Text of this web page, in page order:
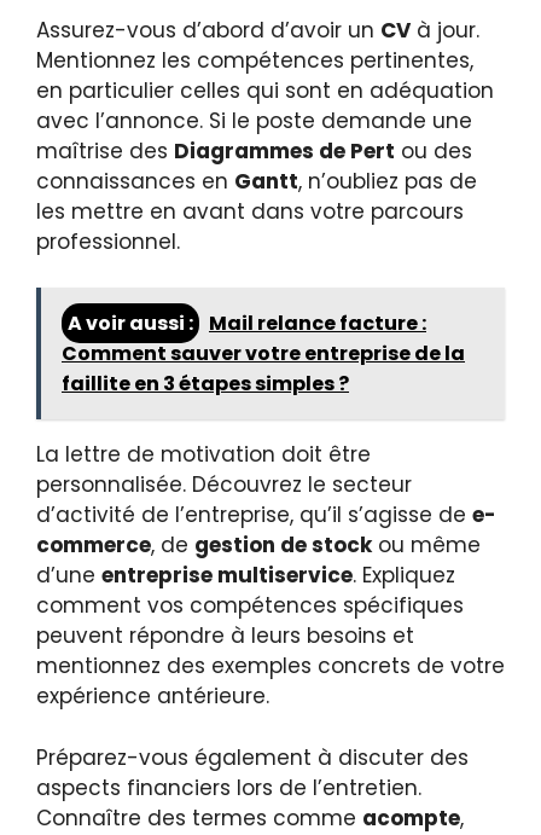
Assurez-vous d’abord d’avoir un CV à jour.
Mentionnez les compétences pertinentes,
en particulier celles qui sont en adéquation
avec l’annonce. Si le poste demande une
maîtrise des Diagrammes de Pert ou des
connaissances en Gantt, n’oubliez pas de
les mettre en avant dans votre parcours
professionnel.
A voir aussi :
Mail relance facture :
Comment sauver votre entreprise de la
faillite en 3 étapes simples ?
La lettre de motivation doit être
personnalisée. Découvrez le secteur
d’activité de l’entreprise, qu’il s’agisse de e-
commerce, de gestion de stockou même
d’une entreprise multiservice. Expliquez
comment vos compétences spécifiques
peuvent répondre à leurs besoins et
mentionnez des exemples concrets de votre
expérience antérieure.
Préparez-vous également à discuter des
aspects financiers lors de l’entretien.
Connaître des termes comme acompte,